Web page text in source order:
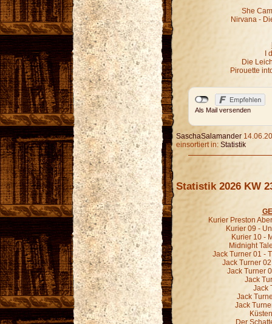
She
Nirvana -
I
Die
Pirouette
Als Mail versenden
SaschaSalamander
einsortiert in: Statistik
Statistik 2026 KW
Kurier Preston
Kurier 09 -
Kurier 10 -
Midnight
Jack Turner 01 -
Jack Turner
Jack Turner
Jack
Jack
Jack
Jack
Der